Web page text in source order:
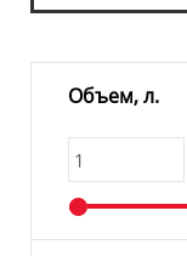
Объем, л.